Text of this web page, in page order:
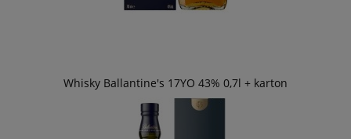
Whisky Ballantine's 17YO 43% 0,7l + karton